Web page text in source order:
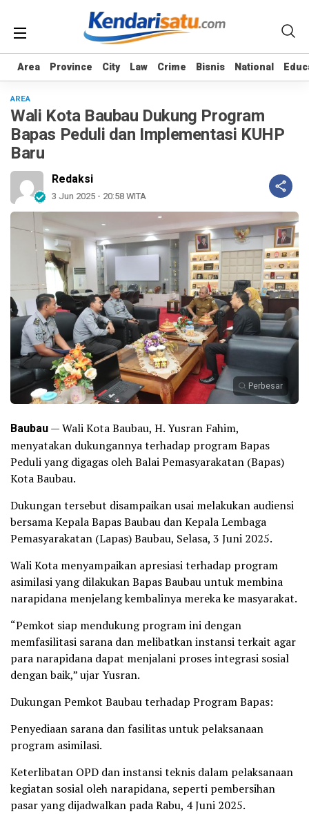
Area Province City Law Crime Bisnis National
Area Province City Law Crime Bisnis National
AREA
Wali Kota Baubau Dukung Program
Bapas Peduli dan Implementasi KUHP
Baru
Redaksi
3 Jun 2025 - 20:58 WITA
Perbesar
Baubau— Wali Kota Baubau, H. Yusran Fahim,
menyatakan dukungannya terhadap program Bapas
Peduli yang digagas oleh Balai Pemasyarakatan (Bapas)
Kota Baubau.
Dukungan tersebut disampaikan usai melakukan audiensi
bersama Kepala Bapas Baubau dan Kepala Lembaga
Pemasyarakatan (Lapas) Baubau, Selasa, 3 Juni 2025.
Wali Kota menyampaikan apresiasi terhadap program
asimilasi yang dilakukan Bapas Baubau untuk membina
narapidana menjelang kembalinya mereka ke masyarakat.
“Pemkot siap mendukung program ini dengan
memfasilitasi sarana dan melibatkan instansi terkait agar
para narapidana dapat menjalani proses integrasi sosial
dengan baik,” ujar Yusran.
Dukungan Pemkot Baubau terhadap Program Bapas:
Penyediaan sarana dan fasilitas untuk pelaksanaan
program asimilasi.
Keterlibatan OPD dan instansi teknis dalam pelaksanaan
kegiatan sosial oleh narapidana, seperti pembersihan
pasar yang dijadwalkan pada Rabu, 4 Juni 2025.